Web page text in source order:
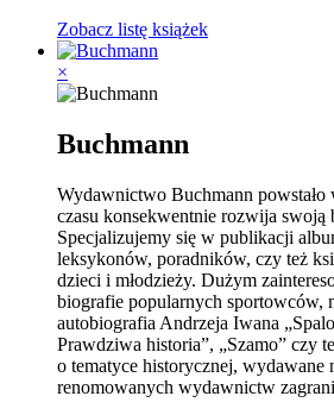
Zobacz listę książek
×
Buchmann
Wydawnictwo Buchmann
czasu konsekwentnie rozwija swoją
Specjalizujemy się w publikacji
leksykonów, poradników, czy też
dzieci i młodzieży. Dużym
biografie popularnych sportowców,
autobiografia Andrzeja Iwana
Prawdziwa historia”, „Szamo” czy
o tematyce historycznej, wydawane
renomowanych wydawnictw